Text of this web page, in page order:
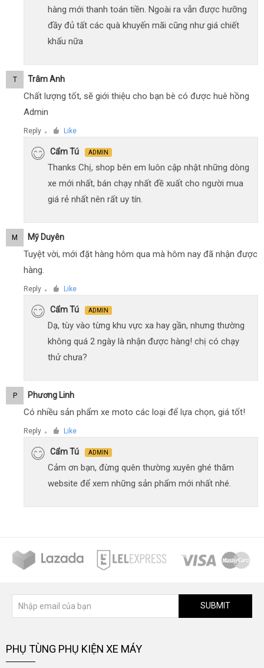
hàng mới thanh toán tiền. Ngoài ra vẫn được hưỡng
đầy đủ tất các quà khuyến mãi cũng như giá chiết
khấu nữa
T Trâm Anh
Chất lượng tốt, sẽ giới thiệu cho bạn bè có được huê hồng
Admin
Reply ● Like
Cẩm Tú ADMIN
Thanks Chị, shop bên em luôn cập nhật những dòng
xe mới nhất, bán chạy nhất đề xuất cho người mua
giá rẻ nhất nên rất uy tín.
M Mỹ Duyên
Tuyệt vời, mới đặt hàng hôm qua mà hôm nay đã nhận được
hàng.
Reply ● Like
Cẩm Tú ADMIN
Dạ, tùy vào từng khu vực xa hay gần, nhưng thường
không quá 2 ngày là nhận được hàng! chị có chạy
thử chưa?
P Phương Linh
Có nhiều sản phẩm xe moto các loại để lựa chọn, giá tốt!
Reply ● Like
Cẩm Tú ADMIN
Cảm ơn bạn, đừng quên thường xuyên ghé thăm
website để xem những sản phẩm mới nhất nhé.
SUBMIT
PHỤ TÙNG PHỤ KIỆN XE MÁY